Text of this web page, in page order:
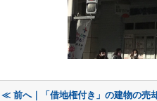
≪ 前へ｜「借地権付き」の建物の売